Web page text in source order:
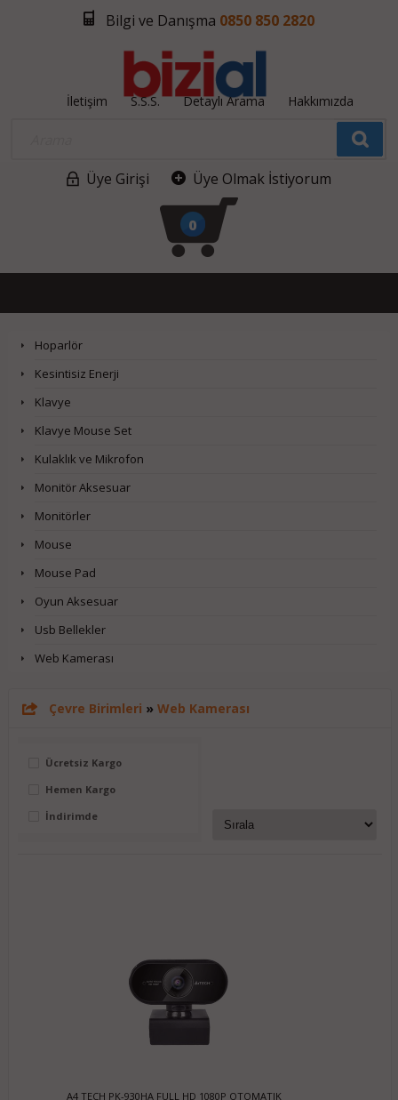
Bilgi ve Danışma 0850 850 2820
İletişim S.S.S. Detaylı Arama Hakkımızda
Üye Girişi Üye Olmak İstiyorum
0
Hoparlör
Kesintisiz Enerji
Klavye
Klavye Mouse Set
Kulaklık ve Mikrofon
Monitör Aksesuar
Monitörler
Mouse
Mouse Pad
Oyun Aksesuar
Usb Bellekler
Web Kamerası
Çevre Birimleri » Web Kamerası
Ücretsiz Kargo
Hemen Kargo
İndirimde
A4 TECH PK-930HA FULL HD 1080P OTOMATIK